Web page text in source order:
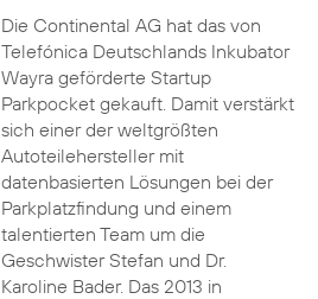
Die Continental AG hat das von
Telefónica Deutschlands Inkubator
Wayra geförderte Startup
Parkpocket gekauft. Damit verstärkt
sich einer der weltgrößten
Autoteilehersteller mit
datenbasierten Lösungen bei der
Parkplatzfindung und einem
talentierten Team um die
Geschwister Stefan und Dr.
Karoline Bader. Das 2013 in